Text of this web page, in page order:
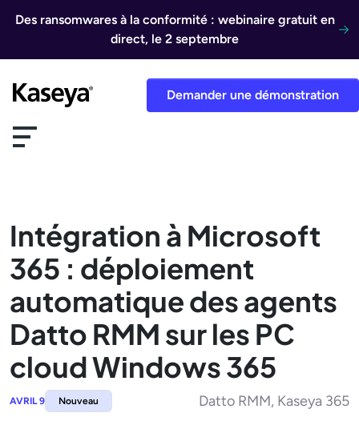
Des ransomwares à la conformité : webinaire gratuit en
direct, le 2 septembre
Demander une démonstration
Intégration à Microsoft
365 : déploiement
automatique des agents
Datto RMM sur les PC
cloud Windows 365
AVRIL 9 Nouveau Datto RMM, Kaseya 365